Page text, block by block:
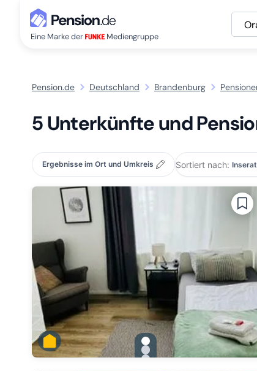
Eine Marke der Mediengruppe
Pension.de Deutschland Brandenburg
5 Unterkünfte und
Ergebnisse im Ort und Umkreis Sortiert nach:
gallery.slide_selector
Zu Slide 1 wechseln
Zu Slide 2 wechseln